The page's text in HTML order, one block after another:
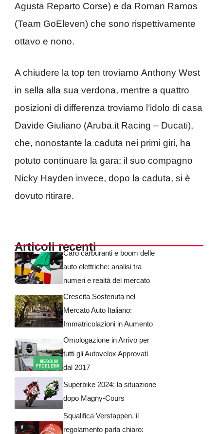
Agusta Reparto Corse) e da Roman Ramos
(Team GoEleven) che sono rispettivamente
ottavo e nono.
A chiudere la top ten troviamo Anthony West
in sella alla sua verdona, mentre a quattro
posizioni di differenza troviamo l’idolo di casa
Davide Giuliano (Aruba.it Racing – Ducati),
che, nonostante la caduta nei primi giri, ha
potuto continuare la gara; il suo compagno
Nicky Hayden invece, dopo la caduta, si è
dovuto ritirare.
Articoli recentiCaro carburanti e boom delle
auto elettriche: analisi tra
numeri e realtà del mercato
Crescita Sostenuta nel
Mercato Auto Italiano:
Immatricolazioni in Aumento
Omologazione in Arrivo per
tutti gli Autovelox Approvati
dal 2017
Superbike 2024: la situazione
dopo Magny-Cours
Squalifica Verstappen, il
regolamento parla chiaro: